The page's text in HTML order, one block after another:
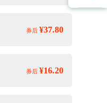
券后 ¥37.80
券后 ¥16.20